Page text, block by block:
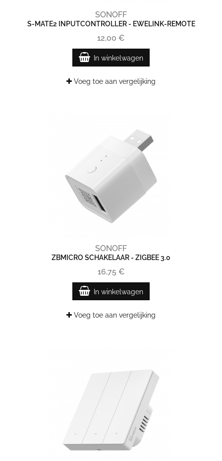
SONOFF
S-MATE2 INPUTCONTROLLER - EWELINK-REMOTE
12,00 €
In winkelwagen
Voeg toe aan vergelijking
SONOFF
ZBMICRO SCHAKELAAR - ZIGBEE 3.0
16,75 €
In winkelwagen
Voeg toe aan vergelijking